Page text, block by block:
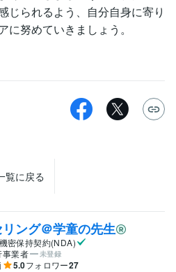
じられるよう、自分自身に寄り
努めていきましょう。
覧に戻る
ング＠学童の先生
機密保持契約(NDA)
事業者
未登録
5.0フォロワー27